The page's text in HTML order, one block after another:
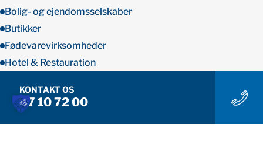
Bolig- og ejendomsselskaber
Butikker
Fødevarevirksomheder
Hotel & Restauration
Landbrug & Produktion
Serviceaftaler
KONTAKT OS
47 10 72 00